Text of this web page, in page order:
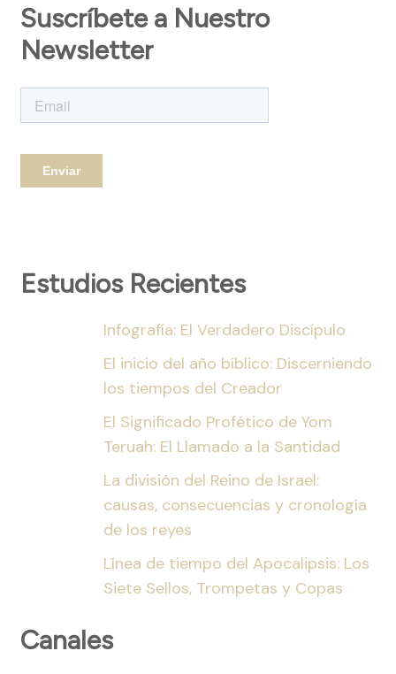
Suscríbete a Nuestro
Newsletter
Estudios Recientes
Infografía: El Verdadero Discípulo
El inicio del año bíblico: Discerniendo
los tiempos del Creador
El Significado Profético de Yom
Teruah: El Llamado a la Santidad
La división del Reino de Israel:
causas, consecuencias y cronología
de los reyes
Línea de tiempo del Apocalipsis: Los
Siete Sellos, Trompetas y Copas
Canales